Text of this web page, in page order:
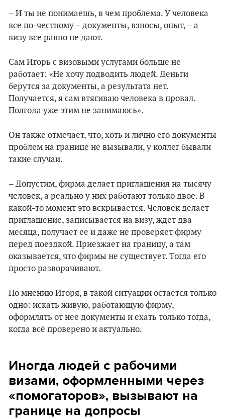
– И ты не понимаешь, в чем проблема. У человека
все по-честному – документы, взносы, опыт, – а
визу все равно не дают.
Сам Игорь с визовыми услугами больше не
работает: «Не хочу подводить людей. Деньги
берутся за документы, а результата нет.
Получается, я сам втягиваю человека в провал.
Полгода уже этим не занимаюсь».
Он также отмечает, что, хоть и лично его документы
проблем на границе не вызывали, у коллег бывали
такие случаи.
– Допустим, фирма делает приглашения на тысячу
человек, а реально у них работают только двое. В
какой-то момент это вскрывается. Человек делает
приглашение, записывается на визу, ждет два
месяца, получает ее и даже не проверяет фирму
перед поездкой. Приезжает на границу, а там
оказывается, что фирмы не существует. Тогда его
просто разворачивают.
По мнению Игоря, в такой ситуации остается только
одно: искать живую, работающую фирму,
оформлять от нее документы и ехать только тогда,
когда всё проверено и актуально.
Иногда людей с рабочими
визами, оформленными через
«помогаторов», вызывают на
границе на допросы